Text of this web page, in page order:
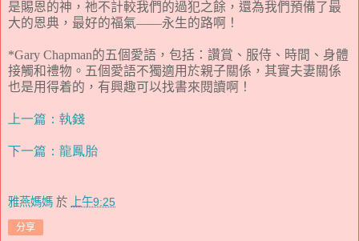
是賜恩的神，祂不計較我們的過犯之餘，還為我們預備了最
大的恩典，最好的福氣——永生的路啊！
*Gary Chapman的五個愛語，包括：讚賞、服侍、時間、身體
接觸和禮物。五個愛語不獨適用於親子關係，其實夫妻關係
也是用得着的，有興趣可以找書來閱讀啊！
上一篇：執錢
下一篇：龍鳳胎
雅燕媽媽 於 上午9:25
分享